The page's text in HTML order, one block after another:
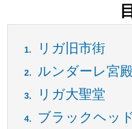
リガ旧市街
ルンダーレ宮
リガ大聖堂
ブラックヘッ